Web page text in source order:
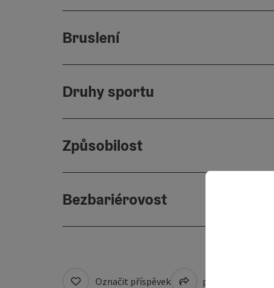
Bruslení
Druhy sportu
Způsobilost
Bezbariérovost
Označit příspěvek přejít na